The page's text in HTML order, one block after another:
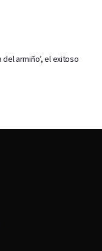
del armiño’, el exitoso